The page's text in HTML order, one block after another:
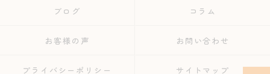
ブログ コラム
お客様の声 お問い合わせ
プライバシーポリシー サイトマップ